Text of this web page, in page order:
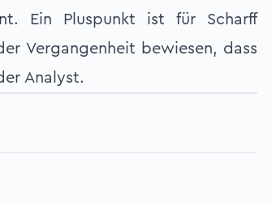
Ein Pluspunkt ist für Scharff
Vergangenheit bewiesen, dass
Analyst.